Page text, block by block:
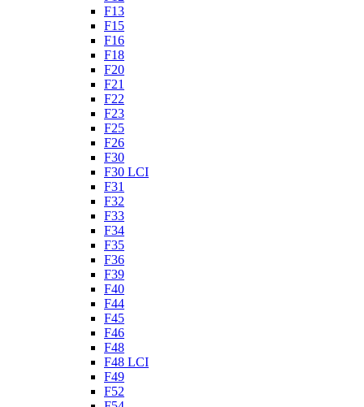
F13
F15
F16
F18
F20
F21
F22
F23
F25
F26
F30
F30 LCI
F31
F32
F33
F34
F35
F36
F39
F40
F44
F45
F46
F48
F48 LCI
F49
F52